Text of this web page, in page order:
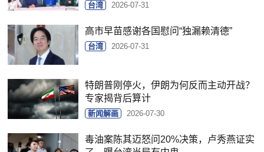
台湾 2026-07-31
高市早苗感谢各国慰问“独漏赖清德”
台湾 2026-07-31
特朗普刚停火，伊朗为何反而主动开战？
专家揭背后算计
新闻解画 2026-07-30
毒油案陈其迈怒问20%决策，卢秀燕证实